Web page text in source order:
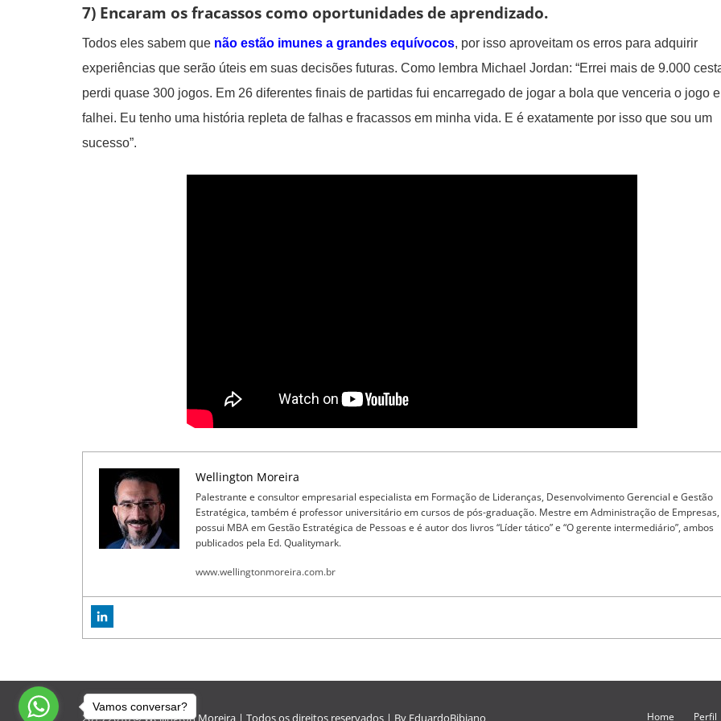
7) Encaram os fracassos como oportunidades de aprendizado.
Todos eles sabem que não estão imunes a grandes equívocos, por isso aproveitam os erros para adquirir
experiências que serão úteis em suas decisões futuras. Como lembra Michael Jordan: “Errei mais de 9.000
perdi quase 300 jogos. Em 26 diferentes finais de partidas fui encarregado de jogar a bola que venceria o jogo e
falhei. Eu tenho uma história repleta de falhas e fracassos em minha vida. E é exatamente por isso que sou um
sucesso”.
Wellington Moreira
Palestrante e consultor empresarial especialista em Formação de Lideranças, Desenvolvimento Gerencial e Gestão
Estratégica, também é professor universitário em cursos de pós-graduação. Mestre em Administração de Empresas,
possui MBA em Gestão Estratégica de Pessoas e é autor dos livros “Líder tático” e “O gerente intermediário”, ambos
publicados pela Ed. Qualitymark.
www.wellingtonmoreira.com.br
2015-2018 © Wellington Moreira | Todos os direitos reservados | By EduardoBibiano Home Perfil
Vamos conversar?